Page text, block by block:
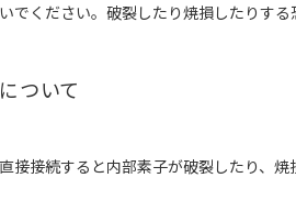
でください。破裂したり焼損したりする
ついて
接接続すると内部素子が破裂したり、